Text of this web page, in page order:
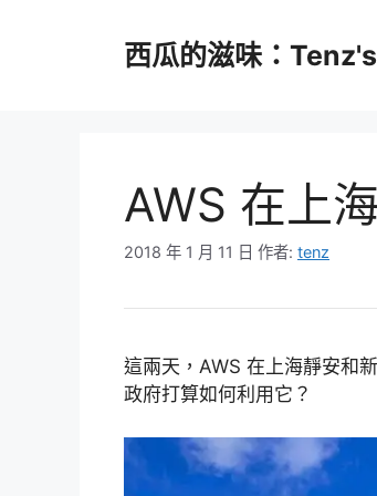
西瓜的滋味：
AWS 在上
2018 年 1 月 11 日 作者: tenz
這兩天，AWS 在上海靜安和
政府打算如何利用它？